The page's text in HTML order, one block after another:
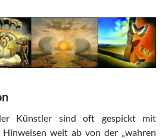
Künstler sind oft gespickt mit
weit ab von der „wahren